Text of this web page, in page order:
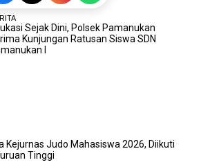
Sejak Dini, Polsek Pamanukan
Kunjungan Ratusan Siswa SDN
I
Kejurnas Judo Mahasiswa 2026, Diikuti
Tinggi